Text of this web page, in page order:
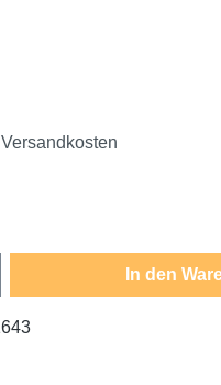
Gib den In den